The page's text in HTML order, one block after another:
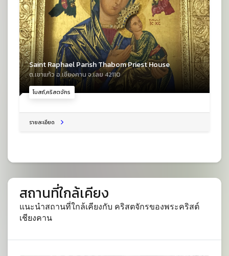
โบสถ์,คริสตจักร
Saint Raphael Parish Thabom Priest House
ต.เขาแก้ว อ.เชียงคาน จ.เลย 42110
รายละเอียด
สถานที่ใกล้เคียง
แนะนำสถานที่ใกล้เคียงกับ คริสตจักรของพระคริสต์
เชียงคาน